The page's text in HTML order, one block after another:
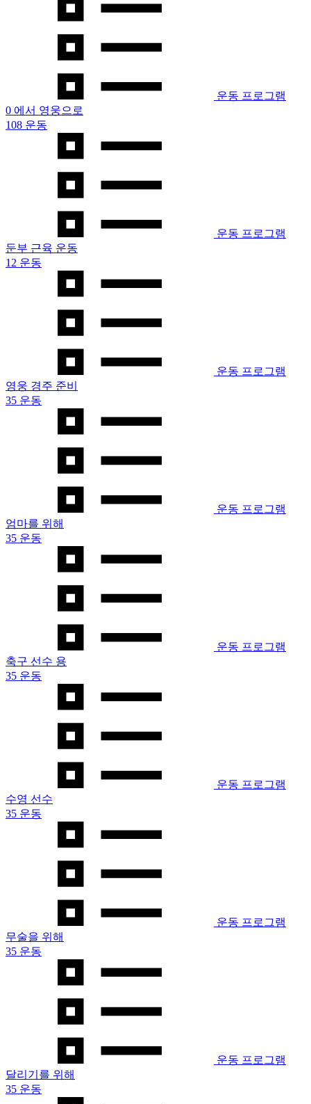
운동 프로그램
0 에서 영웅으로
108 운동
운동 프로그램
둔부 근육 운동
12 운동
운동 프로그램
영웅 경주 준비
35 운동
운동 프로그램
엄마를 위해
35 운동
운동 프로그램
축구 선수 용
35 운동
운동 프로그램
수영 선수
35 운동
운동 프로그램
무술을 위해
35 운동
운동 프로그램
달리기를 위해
35 운동